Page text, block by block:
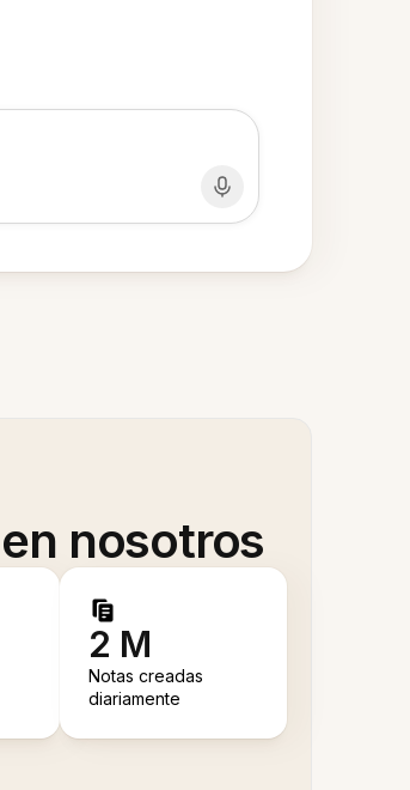
nosotros
2 M
Notas creadas
diariamente